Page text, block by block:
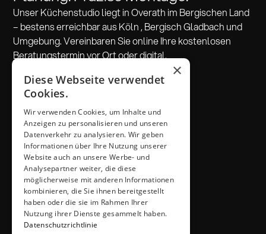
Unser Küchenstudio liegt in Overath im Bergischen Land
– bestens erreichbar aus Köln , Bergisch Gladbach und
Umgebung. Vereinbaren Sie online Ihre kostenlosen
Beratungstermin vor Ort oder digital.
Beratung vereinbaren
ADRESSE & KONTAKT
Küchen Thiemann
Thiemann GmbH
Krombacher Straße 4
51491 Overath
02206 / 6461
info@kuechen-thiemann.de
ÖFFNUNGSZEITEN
Mo – Fr
9 – 18 Uhr
×
Diese Webseite verwendet
Cookies.
Wir verwenden Cookies, um Inhalte und
Anzeigen zu personalisieren und unseren
Datenverkehr zu analysieren. Wir geben
Informationen über Ihre Nutzung unserer
Website auch an unsere Werbe- und
Analysepartner weiter, die diese
möglicherweise mit anderen Informationen
kombinieren, die Sie ihnen bereitgestellt
haben oder die sie im Rahmen Ihrer
Nutzung ihrer Dienste gesammelt haben.
Datenschutzrichtlinie